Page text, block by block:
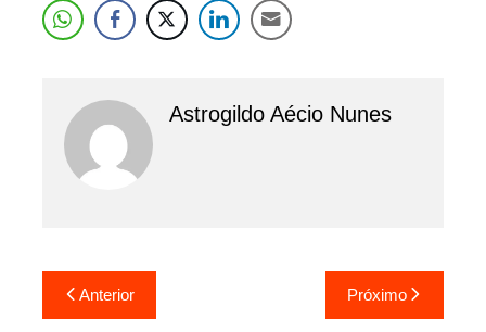
Astrogildo Aécio Nunes
Navegação
de
Anterior Próximo